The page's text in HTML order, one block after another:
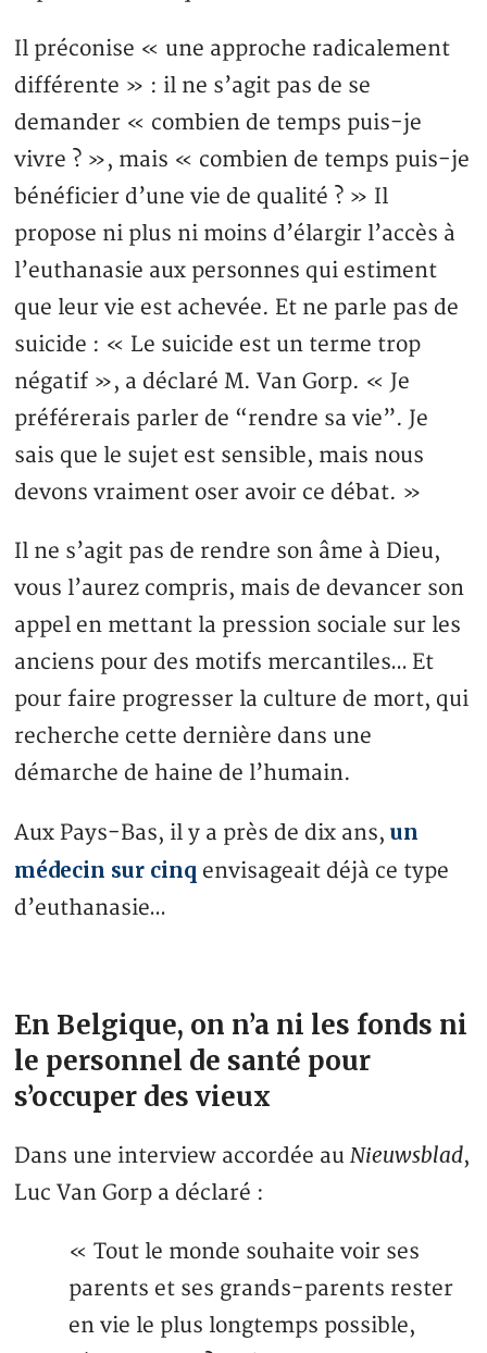
Il préconise « une approche radicalement
différente » : il ne s’agit pas de se
demander « combien de temps puis-je
vivre ? », mais « combien de temps puis-je
bénéficier d’une vie de qualité ? » Il
propose ni plus ni moins d’élargir l’accès à
l’euthanasie aux personnes qui estiment
que leur vie est achevée. Et ne parle pas de
suicide : « Le suicide est un terme trop
négatif », a déclaré M. Van Gorp. « Je
préférerais parler de “rendre sa vie”. Je
sais que le sujet est sensible, mais nous
devons vraiment oser avoir ce débat. »
Il ne s’agit pas de rendre son âme à Dieu,
vous l’aurez compris, mais de devancer son
appel en mettant la pression sociale sur les
anciens pour des motifs mercantiles… Et
pour faire progresser la culture de mort, qui
recherche cette dernière dans une
démarche de haine de l’humain.
Aux Pays-Bas, il y a près de dix ans,un
médecin sur cinq envisageait déjà ce type
d’euthanasie…
En Belgique, on n’a ni les fonds ni
le personnel de santé pour
s’occuper des vieux
Dans une interview accordée auNieuwsblad,
Luc Van Gorp a déclaré :
« Tout le monde souhaite voir ses
parents et ses grands-parents rester
en vie le plus longtemps possible,